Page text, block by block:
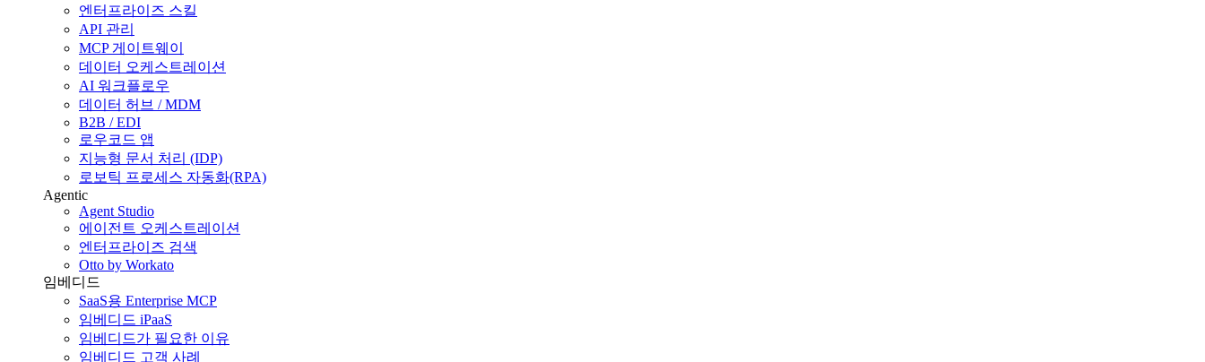
엔터프라이즈 스킬
API 관리
MCP 게이트웨이
데이터 오케스트레이션
AI 워크플로우
데이터 허브 / MDM
B2B / EDI
로우코드 앱
지능형 문서 처리 (IDP)
로보틱 프로세스 자동화(RPA)
Agentic
Agent Studio
에이전트 오케스트레이션
엔터프라이즈 검색
Otto by Workato
임베디드
SaaS용 Enterprise MCP
임베디드 iPaaS
임베디드가 필요한 이유
임베디드 고객 사례